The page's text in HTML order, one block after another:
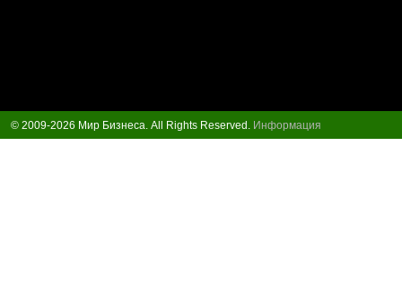
© 2009-2026 Мир Бизнеса. All Rights Reserved. Информация